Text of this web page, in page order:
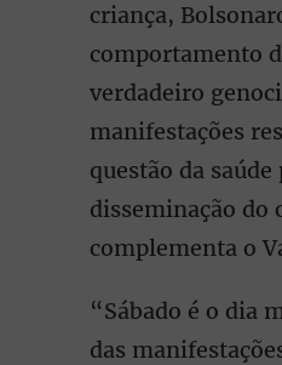
criança,
comportamento
verdadeiro
manifestações
questão da
disseminação do
complementa o
“Sábado é o dia
das